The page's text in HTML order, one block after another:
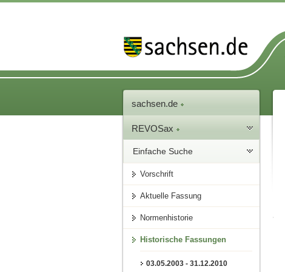
sachsen.de
REVOSax
Einfache Suche
Vorschrift
Aktuelle Fassung
Normenhistorie
Historische Fassungen
03.05.2003 - 31.12.2010